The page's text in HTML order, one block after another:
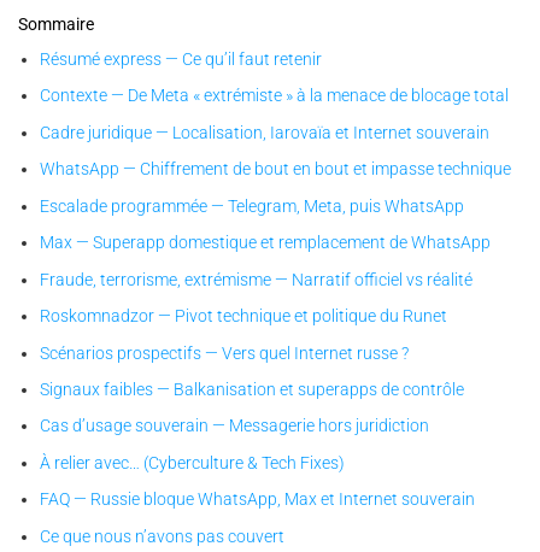
Sommaire
Résumé express — Ce qu’il faut retenir
Contexte — De Meta « extrémiste » à la menace de blocage total
Cadre juridique — Localisation, Iarovaïa et Internet souverain
WhatsApp — Chiffrement de bout en bout et impasse technique
Escalade programmée — Telegram, Meta, puis WhatsApp
Max — Superapp domestique et remplacement de WhatsApp
Fraude, terrorisme, extrémisme — Narratif officiel vs réalité
Roskomnadzor — Pivot technique et politique du Runet
Scénarios prospectifs — Vers quel Internet russe ?
Signaux faibles — Balkanisation et superapps de contrôle
Cas d’usage souverain — Messagerie hors juridiction
À relier avec… (Cyberculture & Tech Fixes)
FAQ — Russie bloque WhatsApp, Max et Internet souverain
Ce que nous n’avons pas couvert